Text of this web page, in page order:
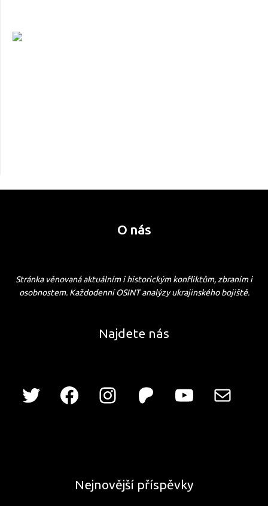
O nás
Stránka věnovaná aktuálním i historickým konfliktům, zbraním i
osobnostem. Každodenní OSINT analýzy ukrajinského bojiště.
Najdete nás
Nejnovější příspěvky